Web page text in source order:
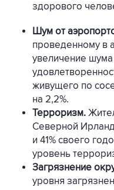
здорового
Шум от
проведенному в
увеличение
живущего по
на 2,2%.
Терроризм.
Северной
и 41% своего
уровень
Загрязнение
уровня